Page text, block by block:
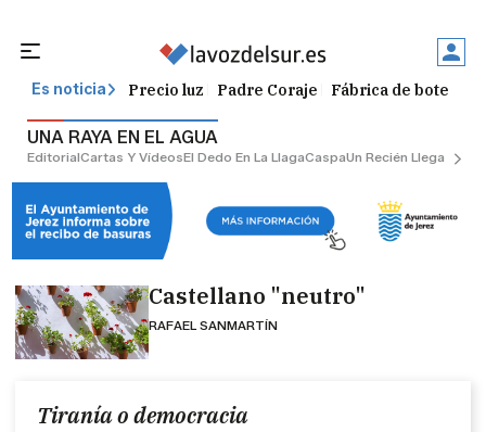
Es noticia Precio luz Padre Coraje Fábrica de botellas
UNA RAYA EN EL AGUA
EditorialCartas Y VídeosEl Dedo En La LlagaCaspaUn Recién Llegado
Castellano "neutro"
RAFAEL SANMARTÍN
Tiranía o democracia